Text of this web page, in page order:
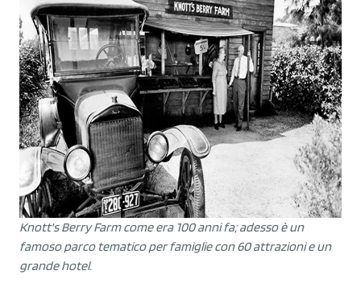
Knott's Berry Farm come era 100 anni fa; adesso è un
famoso parco tematico per famiglie con 60 attrazioni e un
grande hotel.